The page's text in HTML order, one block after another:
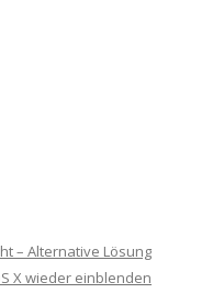
– Alternative Lösung
X wieder einblenden